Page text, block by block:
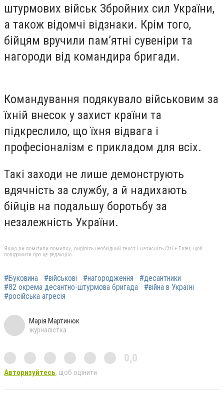
штурмових військ Збройних сил України,
а також відомчі відзнаки. Крім того,
бійцям вручили пам’ятні сувеніри та
нагороди від командира бригади.
Командування подякувало військовим за
їхній внесок у захист країни та
підкреслило, що їхня відвага і
професіоналізм є прикладом для всіх.
Такі заходи не лише демонструють
вдячність за службу, а й надихають
бійців на подальшу боротьбу за
незалежність України.
Якщо ви помітили помилку, виділіть необхідний текст і натисніть Ctrl + Enter, щоб
повідомити про це редакцію
#Буковина #військові #нагородження
#десантники
#82 окрема десантно-штурмова бригада
#війна в Україні
#російська агресія
Марія Мартинюк
журналістка
0,0
Авторизуйтесь, щоб оцінити